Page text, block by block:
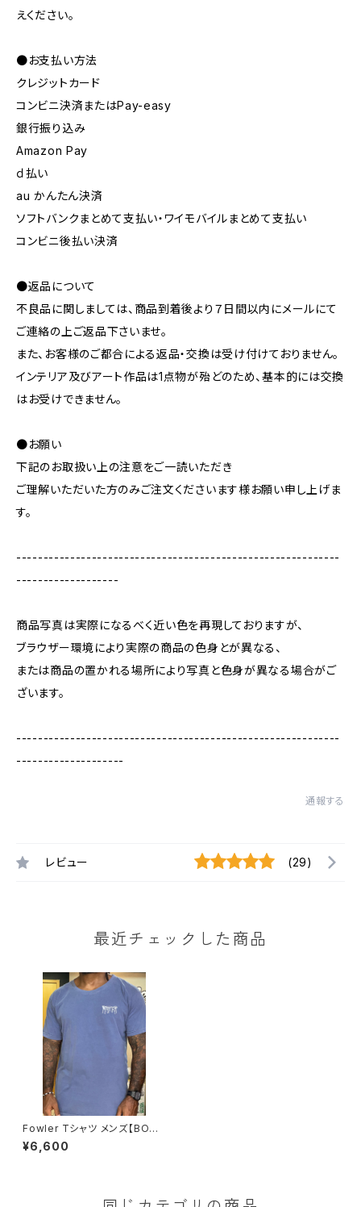
えください。
●お支払い方法
クレジットカード
コンビニ決済またはPay-easy
銀行振り込み
Amazon Pay
ｄ払い
au かんたん決済
ソフトバンクまとめて支払い・ワイモバイルまとめて支払い
コンビニ後払い決済
●返品について
不良品に関しましては、商品到着後より７日間以内にメールにて
ご連絡の上ご返品下さいませ。
また、お客様のご都合による返品・交換は受け付けておりません。
インテリア及びアート作品は1点物が殆どのため、基本的には交換
はお受けできません。
●お願い
下記のお取扱い上の注意をご一読いただき
ご理解いただいた方のみご注文くださいます様お願い申し上げま
す。
------------------------------------------------------------
-------------------
商品写真は実際になるべく近い色を再現しておりますが、
ブラウザー環境により実際の商品の色身とが異なる、
または商品の置かれる場所により写真と色身が異なる場合がご
ざいます。
------------------------------------------------------------
--------------------
通報する
レビュー (29)
最近チェックした商品
Fowler Tシャツ メンズ【BOTE
CO RAIZ STONE 】ブルー
¥6,600